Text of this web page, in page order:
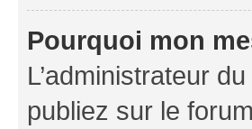
Pourquoi mon
L’administrateur
publiez sur le